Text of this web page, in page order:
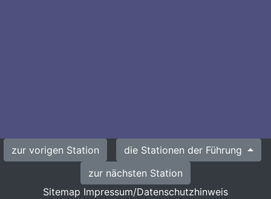
zur vorigen Station
die Stationen der Führung
zur nächsten Station
Sitemap Impressum/Datenschutzhinweis